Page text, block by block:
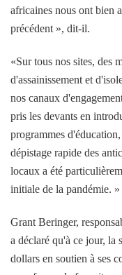
africaines nous ont bien
précédent », dit-il.
«Sur tous nos sites, des
d'assainissement et
nos canaux
pris les devants en
programmes
dépistage rapide des
locaux a été
initiale de la pandémie. »
Grant Beringer,
a déclaré qu'à ce jour, la
dollars en soutien à ses